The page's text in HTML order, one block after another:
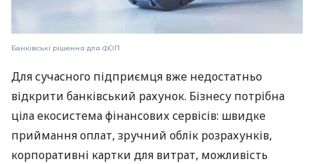
Банківські рішення для ФОП
Для сучасного підприємця вже недостатньо
відкрити банківський рахунок. Бізнесу потрібна
ціла екосистема фінансових сервісів: швидке
приймання оплат, зручний облік розрахунків,
корпоративні картки для витрат, можливість